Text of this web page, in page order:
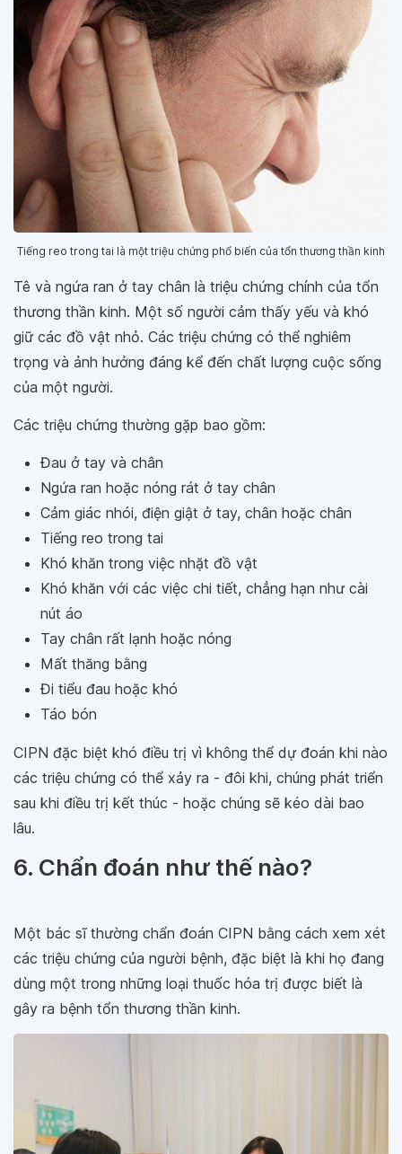
Tiếng reo trong tai là một triệu chứng phổ biến của tổn thương thần kinh
Tê và ngứa ran ở tay chân là triệu chứng chính của tổn
thương thần kinh. Một số người cảm thấy yếu và khó
giữ các đồ vật nhỏ. Các triệu chứng có thể nghiêm
trọng và ảnh hưởng đáng kể đến chất lượng cuộc sống
của một người.
Các triệu chứng thường gặp bao gồm:
Đau ở tay và chân
Ngứa ran hoặc nóng rát ở tay chân
Cảm giác nhói, điện giật ở tay, chân hoặc chân
Tiếng reo trong tai
Khó khăn trong việc nhặt đồ vật
Khó khăn với các việc chi tiết, chẳng hạn như cài
nút áo
Tay chân rất lạnh hoặc nóng
Mất thăng bằng
Đi tiểu đau hoặc khó
Táo bón
CIPN đặc biệt khó điều trị vì không thể dự đoán khi nào
các triệu chứng có thể xảy ra - đôi khi, chúng phát triển
sau khi điều trị kết thúc - hoặc chúng sẽ kéo dài bao
lâu.
6. Chẩn đoán như thế nào?
Một bác sĩ thường chẩn đoán CIPN bằng cách xem xét
các triệu chứng của người bệnh, đặc biệt là khi họ đang
dùng một trong những loại thuốc hóa trị được biết là
gây ra bệnh tổn thương thần kinh.